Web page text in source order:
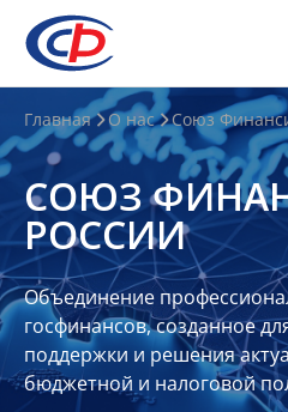
О
нас
О
СФР
Совет
Союза
Участники
Планы
Главная О нас Союз
СОЮЗ
РОССИИ
Объединение
госфинансов, созданное
поддержки и решения
бюджетной и налоговой